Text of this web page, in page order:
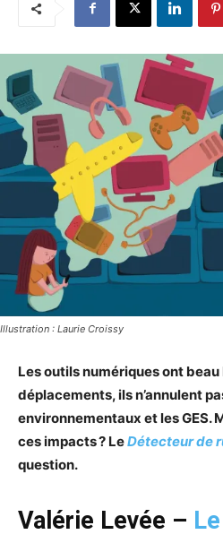
Illustration : Laurie Croissy
Les outils numériques ont
déplacements, ils n’annulent
environnementaux et les GES.
ces impacts ? LeDétecteur de
question.
Valérie Levée –